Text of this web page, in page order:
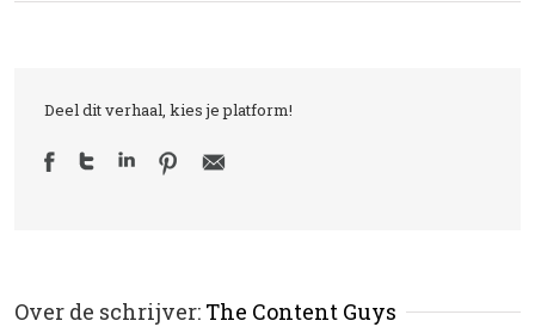
Deel dit verhaal, kies je platform!
Over de schrijver: The Content Guys